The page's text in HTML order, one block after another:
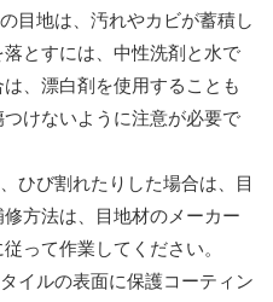
目地は、汚れやカビが蓄積し
とすには、中性洗剤と水で
、漂白剤を使用することも
けないように注意が必要で
ひび割れたりした場合は、目
方法は、目地材のメーカー
って作業してください。
イルの表面に保護コーティン